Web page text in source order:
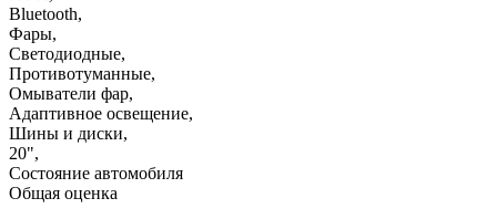
Bluetooth,
Фары,
Светодиодные,
Противотуманные,
Омыватели фар,
Адаптивное освещение,
Шины и диски,
20",
Состояние автомобиля
Общая оценка